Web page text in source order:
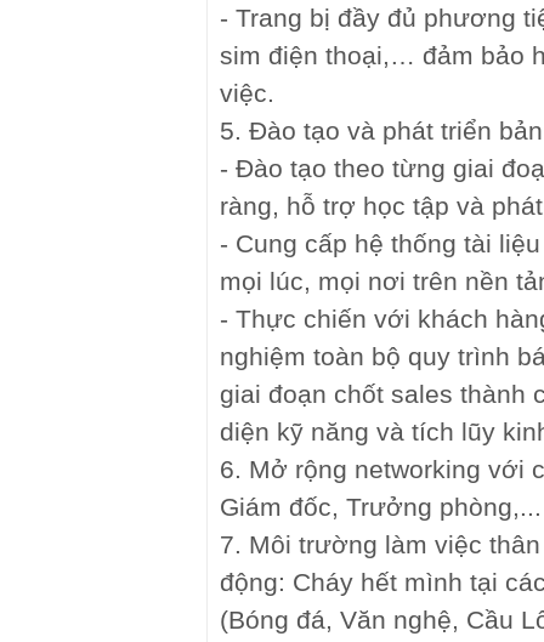
- Trang bị đầy đủ phương
sim điện thoại,… đảm bảo
việc.
5. Đào tạo và phát triển
- Đào tạo theo từng giai
ràng, hỗ trợ học tập và
- Cung cấp hệ thống tài
mọi lúc, mọi nơi trên nền
- Thực chiến với khách
nghiệm toàn bộ quy trình
giai đoạn chốt sales thành
diện kỹ năng và tích lũy
6. Mở rộng networking với
Giám đốc, Trưởng phòng,...
7. Môi trường làm việc
động: Cháy hết mình tại
(Bóng đá, Văn nghệ, Cầu